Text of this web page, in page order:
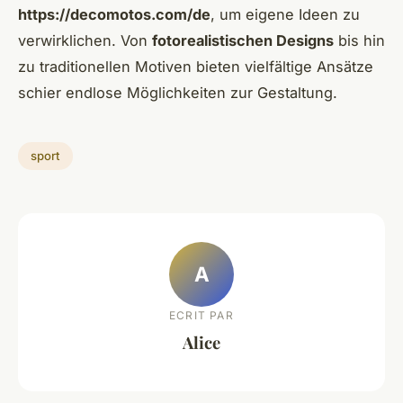
https://decomotos.com/de, um eigene Ideen zu
verwirklichen. Von fotorealistischen Designs bis hin
zu traditionellen Motiven bieten vielfältige Ansätze
schier endlose Möglichkeiten zur Gestaltung.
sport
A
ECRIT PAR
Alice